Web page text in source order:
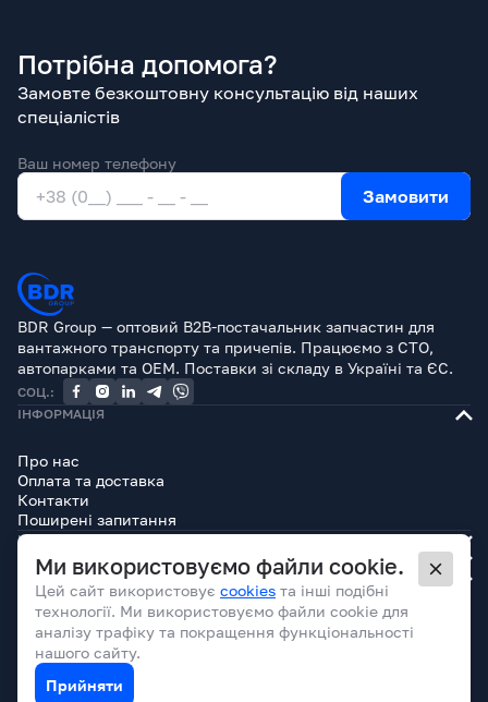
Потрібна допомога?
Замовте безкоштовну консультацію від наших
спеціалістів
Ваш номер телефону
Замовити
BDR Group — оптовий B2B-постачальник запчастин для
вантажного транспорту та причепів. Працюємо з СТО,
автопарками та OEM. Поставки зі складу в Україні та ЄС.
СОЦ.:
ІНФОРМАЦІЯ
Про нас
Оплата та доставка
Контакти
Поширені запитання
КАТАЛОГ
БРЕНДИ
ЮРИДИЧНА ІНФОРМАЦІЯ
Ми використовуємо файли cookie.
Цей сайт використовує cookies та інші подібні
технології. Ми використовуємо файли cookie для
аналізу трафіку та покращення функціональності
нашого сайту.
Прийняти